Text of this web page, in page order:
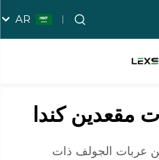
AR
مقعدين كندا
عربات الجولف ذات